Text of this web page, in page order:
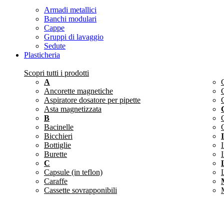
Armadi metallici
Banchi modulari
Cappe
Gruppi di lavaggio
Sedute
Plasticheria
Scopri tutti i prodotti
A
Ancorette magnetiche
Aspiratore dosatore per pipette
Asta magnetizzata
B
Bacinelle
Bicchieri
Bottiglie
Burette
C
Capsule (in teflon)
Caraffe
Cassette sovrapponibili
I